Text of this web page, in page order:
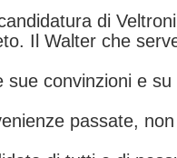
di
Il Walter che
sue convinzioni e
passate,